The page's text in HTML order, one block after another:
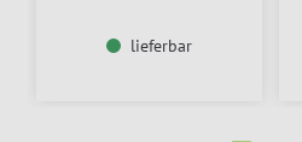
lieferbar